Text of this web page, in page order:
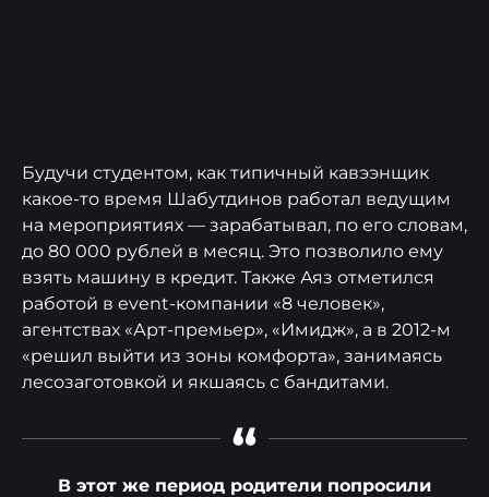
Будучи студентом, как типичный кавээнщик
какое-то время Шабутдинов работал ведущим
на мероприятиях — зарабатывал, по его словам,
до 80 000 рублей в месяц. Это позволило ему
взять машину в кредит. Также Аяз отметился
работой в event-компании «8 человек»,
агентствах «Арт-премьер», «Имидж», а в 2012-м
«решил выйти из зоны комфорта», занимаясь
лесозаготовкой и якшаясь с бандитами.
“
В этот же период родители попросили